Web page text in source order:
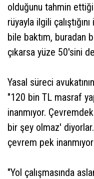
olduğunu tahmin
rüyayla ilgili
bile baktım, buradan
çıkarsa yüze 50'sini
Yasal süreci
"120 bin TL masraf
inanmıyor.
bir şey olmaz'
çevrem pek
"Yol çalışmasında